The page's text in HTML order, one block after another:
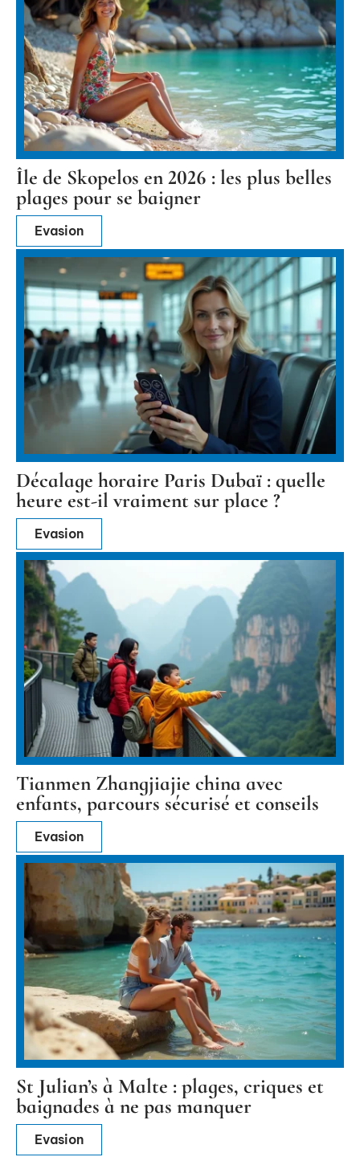
Île de Skopelos en 2026 : les plus belles
plages pour se baigner
Evasion
Décalage horaire Paris Dubaï : quelle
heure est-il vraiment sur place ?
Evasion
Tianmen Zhangjiajie china avec
enfants, parcours sécurisé et conseils
Evasion
St Julian’s à Malte : plages, criques et
baignades à ne pas manquer
Evasion